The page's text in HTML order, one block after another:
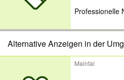
Professionelle
Alternative Anzeigen in der
Maintal